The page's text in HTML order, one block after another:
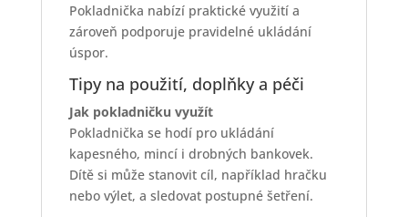
rozmanitým dekorem kytiček a srdíček
působí přívětivě, zaujme veselým vzhledem
a snadno se stane oblíbenou součástí
mincí a pomáhá dětem pochopit hodnotu
peněz. Dítě si do ní může ukládat kapesné,
drobné bankovky i mince a sledovat, jak se
úspory postupně zvyšují. Tento jednoduchý
princip rozvíjí zodpovědnost a vede děti k